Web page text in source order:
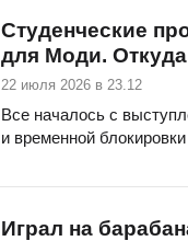
Студенческие
для Моди.
22 июля 2026 в 23.12
Все началось с
и временной
Играл на